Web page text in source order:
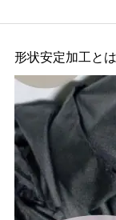
形状安定加工と